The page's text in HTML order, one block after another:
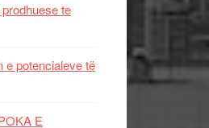
te
e potencialeve të
E